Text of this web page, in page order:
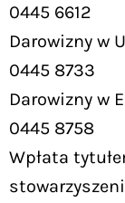
0445 6612
Darowizny w
0445 8733
Darowizny w
0445 8758
Wpłata